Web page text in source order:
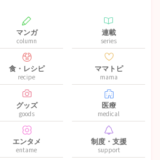
マンガ
column
連載
series
食・レシピ
recipe
ママトピ
mama
グッズ
goods
医療
medical
エンタメ
entame
制度・支援
support